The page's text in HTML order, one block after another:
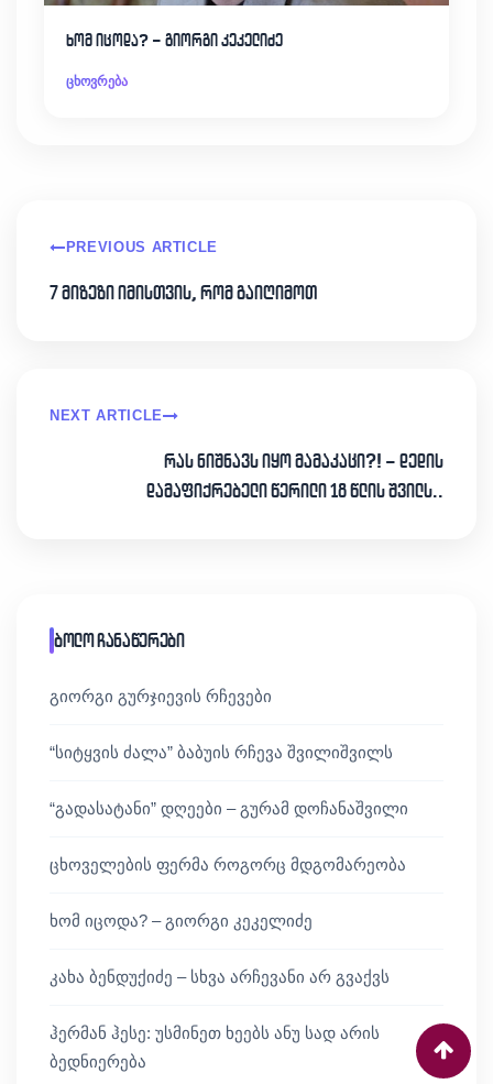
ხომ იცოდა? – გიორგი კეკელიძე
ცხოვრება
PREVIOUS ARTICLE
7 მიზეზი იმისთვის, რომ გაიღიმოთ
NEXT ARTICLE
რას ნიშნავს იყო მამაკაცი?! – დედის
დამაფიქრებელი წერილი 18 წლის შვილს..
ბოლო ჩანაწერები
გიორგი გურჯიევის რჩევები
“სიტყვის ძალა” ბაბუის რჩევა შვილიშვილს
“გადასატანი” დღეები – გურამ დოჩანაშვილი
ცხოველების ფერმა როგორც მდგომარეობა
ხომ იცოდა? – გიორგი კეკელიძე
კახა ბენდუქიძე – სხვა არჩევანი არ გვაქვს
ჰერმან ჰესე: უსმინეთ ხეებს ანუ სად არის
ბედნიერება